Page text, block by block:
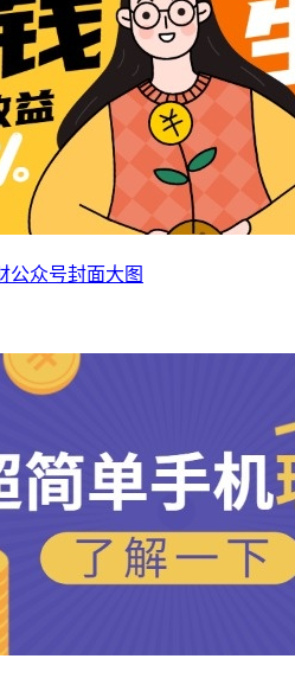
公众号封面大图